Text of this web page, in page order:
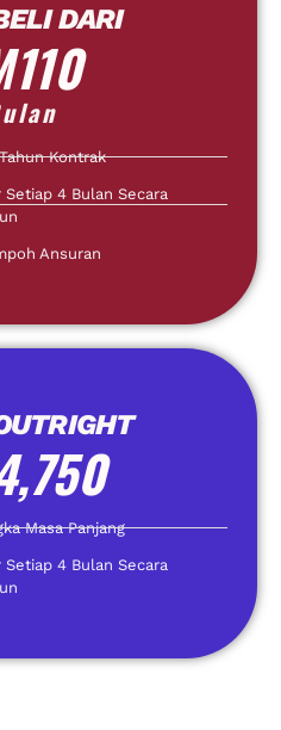
DARI
Kontrak
4 Bulan Secara
Ansuran
Masa Panjang
4 Bulan Secara